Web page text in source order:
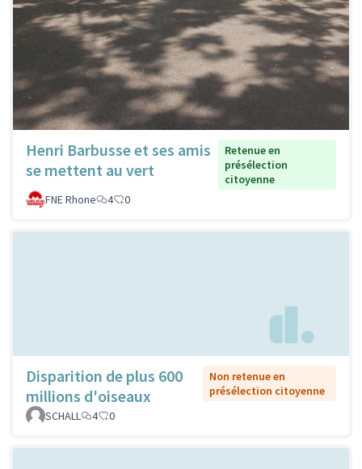
Henri Barbusse et ses amis
se mettent au vert
Retenue en
présélection
citoyenne
FNE Rhone
4 0
Disparition de plus 600
millions d'oiseaux
Non retenue en
présélection citoyenne
SCHALL
4 0